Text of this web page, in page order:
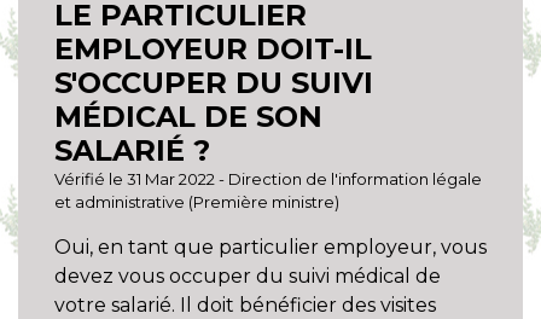
LE PARTICULIER
EMPLOYEUR DOIT-IL
S'OCCUPER DU SUIVI
MÉDICAL DE SON
SALARIÉ ?
Vérifié le 31 Mar 2022 - Direction de l'information légale
et administrative (Première ministre)
Oui, en tant que particulier employeur, vous
devez vous occuper du suivi médical de
votre salarié. Il doit bénéficier des visites